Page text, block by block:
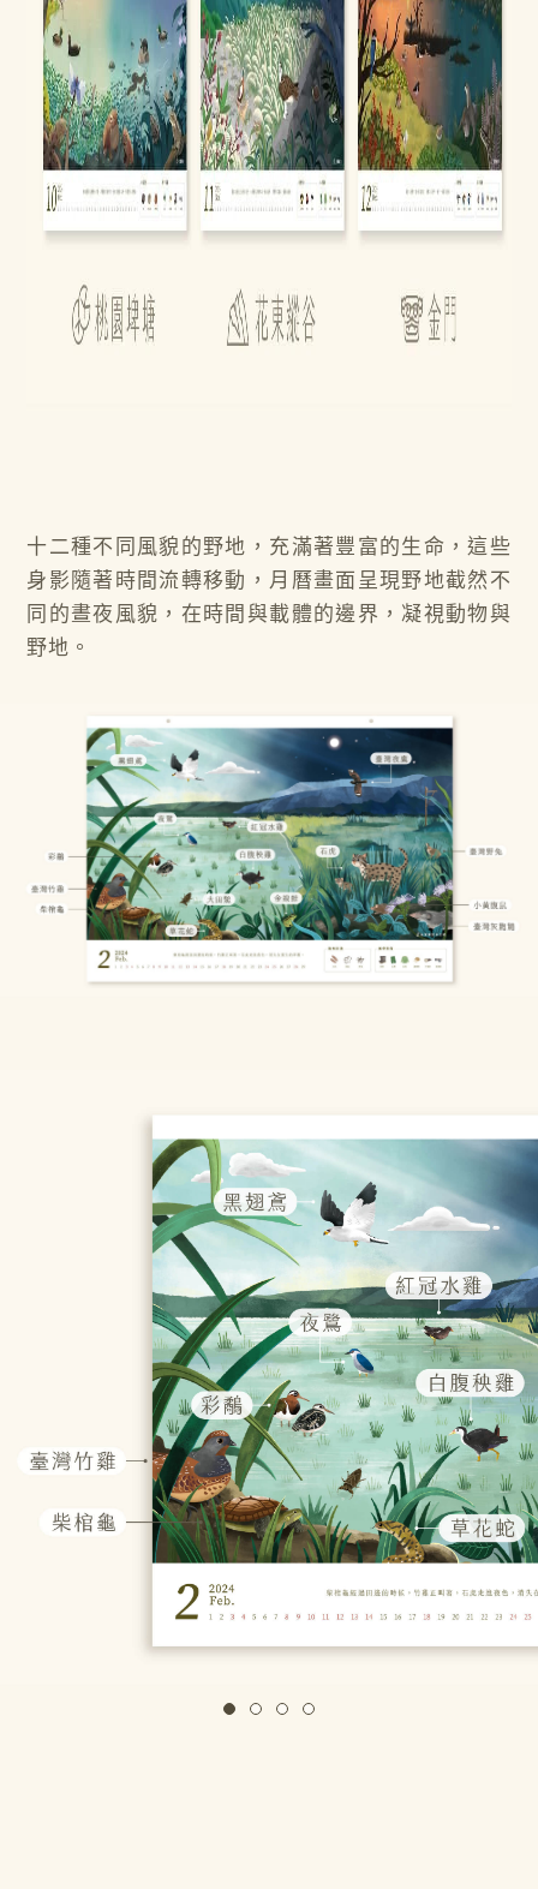
十二種不同風貌的野地，充滿著豐富的生命，這些
身影隨著時間流轉移動，月曆畫面呈現野地截然不
同的晝夜風貌，在時間與載體的邊界，凝視動物與
野地。